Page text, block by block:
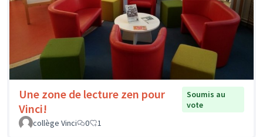
Une zone de lecture zen pour
Vinci!
Soumis au
vote
collège Vinci
0 1